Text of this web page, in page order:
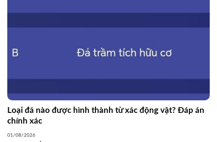
Loại đá nào được hình thành từ xác động vật? Đáp án
chính xác
01/08/2026